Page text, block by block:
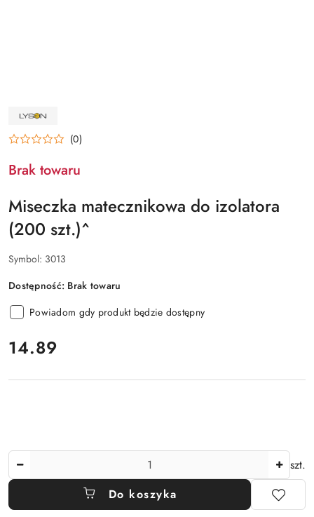
NAZWA
PRODUCENTA:
ŁYSOŃ
(0)
Brak towaru
Miseczka matecznikowa do izolatora
(200 szt.)^
Symbol: 3013
Dostępność: Brak towaru
Powiadom gdy produkt będzie dostępny
cena:
14.89
szt.
Do koszyka